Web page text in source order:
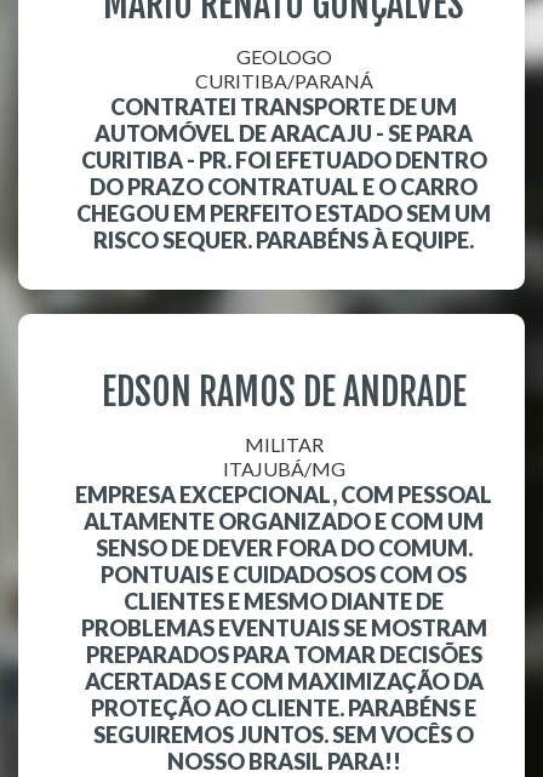
GEOLOGO
CURITIBA/PARANÁ
CONTRATEI TRANSPORTE DE UM
AUTOMÓVEL DE ARACAJU - SE PARA
CURITIBA - PR. FOI EFETUADO DENTRO
DO PRAZO CONTRATUAL E O CARRO
CHEGOU EM PERFEITO ESTADO SEM UM
RISCO SEQUER. PARABÉNS À EQUIPE.
EDSON RAMOS DE ANDRADE
MILITAR
ITAJUBÁ/MG
EMPRESA EXCEPCIONAL, COM PESSOAL
ALTAMENTE ORGANIZADO E COM UM
SENSO DE DEVER FORA DO COMUM.
PONTUAIS E CUIDADOSOS COM OS
CLIENTES E MESMO DIANTE DE
PROBLEMAS EVENTUAIS SE MOSTRAM
PREPARADOS PARA TOMAR DECISÕES
ACERTADAS E COM MAXIMIZAÇÃO DA
PROTEÇÃO AO CLIENTE. PARABÉNS E
SEGUIREMOS JUNTOS. SEM VOCÊS O
NOSSO BRASIL PARA!!